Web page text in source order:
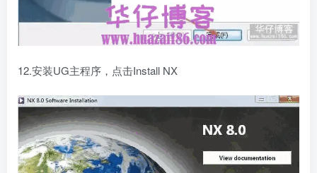
12.安装UG主程序，点击Install NX